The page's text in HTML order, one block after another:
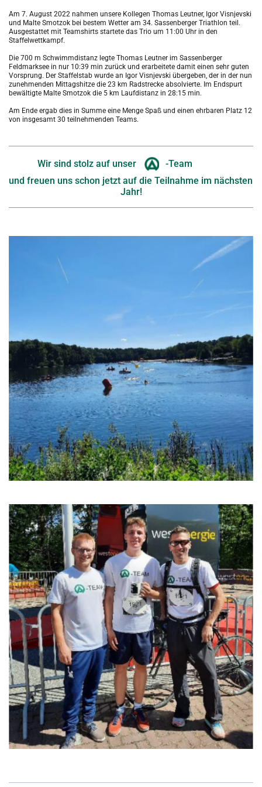
Am 7. August 2022 nahmen unsere Kollegen Thomas Leutner, Igor Visnjevski
und Malte Smotzok bei bestem Wetter am 34. Sassenberger Triathlon teil.
Ausgestattet mit Teamshirts startete das Trio um 11:00 Uhr in den
Staffelwettkampf.
Die 700 m Schwimmdistanz legte Thomas Leutner im Sassenberger
Feldmarksee in nur 10:39 min zurück und erarbeitete damit einen sehr guten
Vorsprung. Der Staffelstab wurde an Igor Visnjevski übergeben, der in der nun
zunehmenden Mittagshitze die 23 km Radstrecke absolvierte. Im Endspurt
bewältigte Malte Smotzok die 5 km Laufdistanz in 28:15 min.
Am Ende ergab dies in Summe eine Menge Spaß und einen ehrbaren Platz 12
von insgesamt 30 teilnehmenden Teams.
Wir sind stolz auf unser
-Team
und freuen uns schon jetzt auf die Teilnahme im nächsten
Jahr!